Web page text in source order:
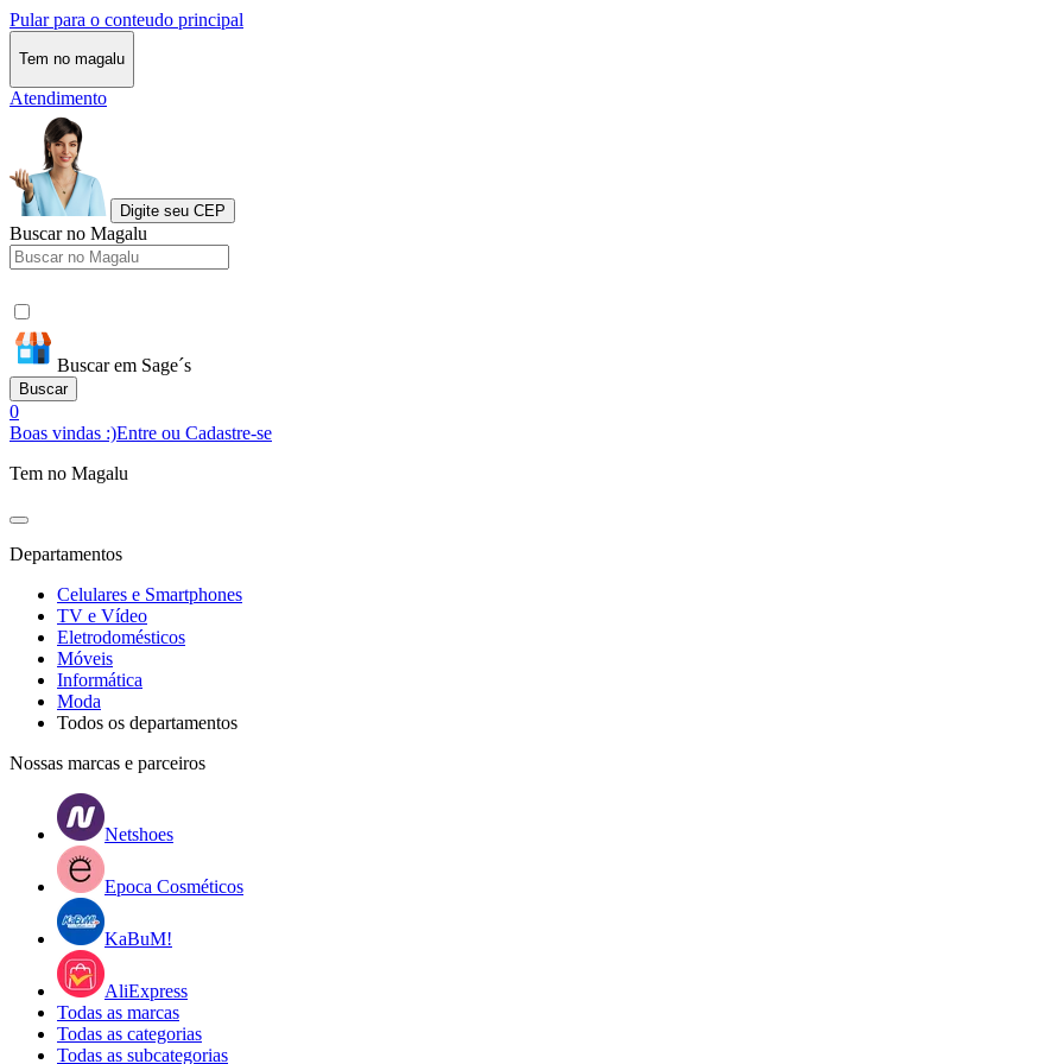
Pular para o conteudo principal
Tem no magalu
Atendimento
Digite seu CEP
Buscar no Magalu
Buscar em Sage´s
Buscar
0
Boas vindas :)Entre ou Cadastre-se
Tem no Magalu
Departamentos
Celulares e Smartphones
TV e Vídeo
Eletrodomésticos
Móveis
Informática
Moda
Todos os departamentos
Nossas marcas e parceiros
Netshoes
Epoca Cosméticos
KaBuM!
AliExpress
Todas as marcas
Todas as categorias
Todas as subcategorias